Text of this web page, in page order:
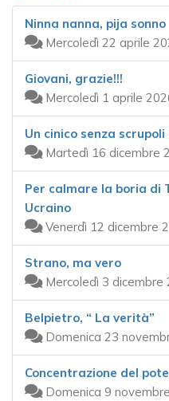
Ninna nanna, pija sonno
Mercoledì 22 aprile
Giovani, grazie!!!
Mercoledì 1 aprile
Un cinico senza
Martedì 16 dicembre
Per calmare la boria di
Ucraino
Venerdì 12 dicembre
Strano, ma vero
Mercoledì 3 dicembre
Belpietro, “ La verità”
Domenica 23
Concentrazione del
Domenica 9